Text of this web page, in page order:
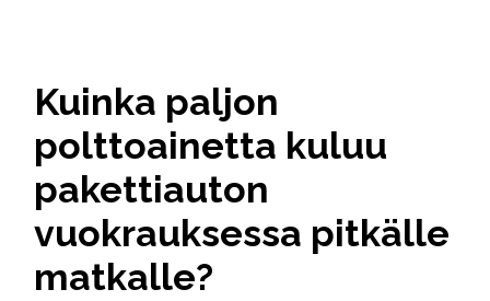
Kuinka paljon
polttoainetta kuluu
pakettiauton
vuokrauksessa pitkälle
matkalle?